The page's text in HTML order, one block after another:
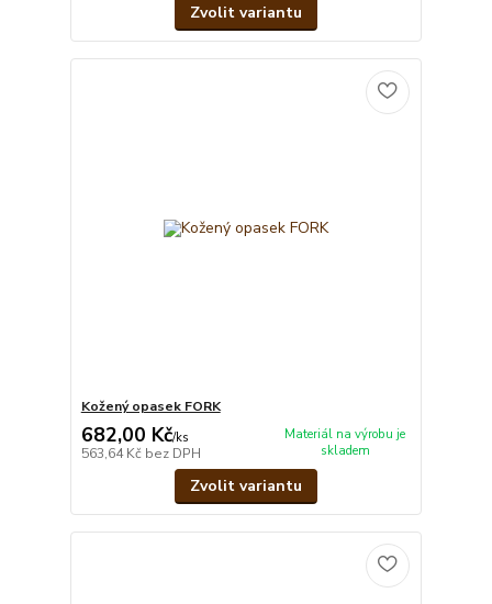
Zvolit variantu
Kožený opasek FORK
682,00 Kč/ks
563,64 Kč bez DPH
Materiál na výrobu je
skladem
Zvolit variantu